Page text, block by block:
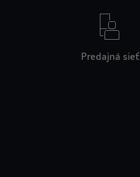
Predajná sieť